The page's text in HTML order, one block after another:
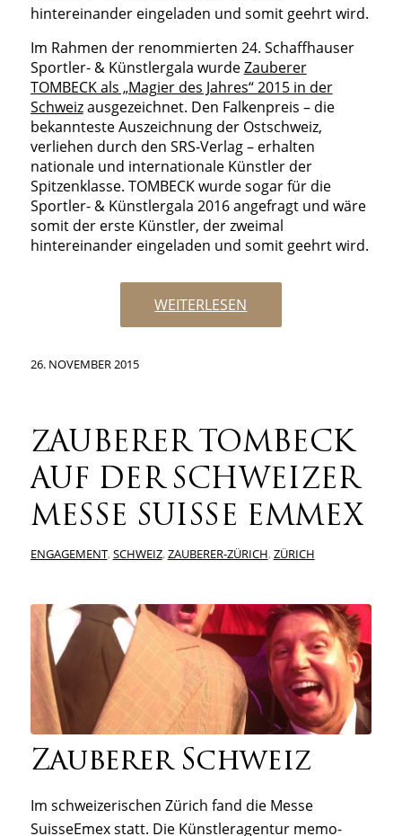
hintereinander eingeladen und somit geehrt wird.
Im Rahmen der renommierten 24. Schaffhauser
Sportler- & Künstlergala wurdeZauberer
TOMBECK als „Magier des Jahres“ 2015 in der
Schweizausgezeichnet. Den Falkenpreis – die
bekannteste Auszeichnung der Ostschweiz,
verliehen durch den SRS-Verlag – erhalten
nationale und internationale Künstler der
Spitzenklasse. TOMBECK wurde sogar für die
Sportler- & Künstlergala 2016 angefragt und wäre
somit der erste Künstler, der zweimal
hintereinander eingeladen und somit geehrt wird.
WEITERLESEN
26. NOVEMBER 2015
ZAUBERER TOMBECK
AUF DER SCHWEIZER
MESSE SUISSE EMMEX
ENGAGEMENT,SCHWEIZ,ZAUBERER-ZÜRICH,ZÜRICH
Zauberer Schweiz
Im schweizerischen Zürich fand die Messe
SuisseEmex statt. Die Künstleragentur memo-